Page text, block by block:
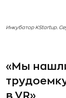
Инкубатор KStartup.
«Мы
в VR»